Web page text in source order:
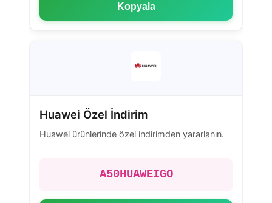
Kopyala
Huawei Özel İndirim
Huawei ürünlerinde özel indirimden yararlanın.
A50HUAWEIGO